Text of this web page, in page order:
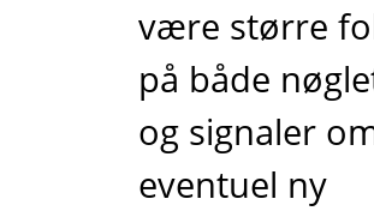
være større
på både
og signaler
eventuel ny